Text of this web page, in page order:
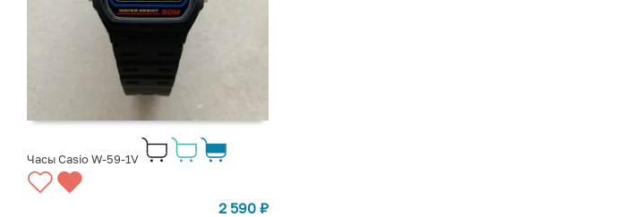
Часы Casio W-59-1V
2 590 ₽